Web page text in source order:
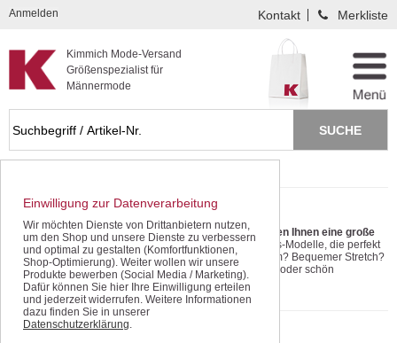
Kompletten Head der Seite überspringen
Kimmich Mode-Versand
Größenspezialist für
Männermode
Anmelden Kontakt Merkliste
Jeans + Denim | Hosen für Männer
Diese Kulthose gehört in jeden Kleiderschrank.Wir bieten Ihnen eine große
Auswahl an.Da finden Sie garantiert auch Ihre Lieblings-Modelle, die perfekt
sitzen. Versprochen! Klare, extra-junge Five-Pocket-Form? Bequemer Stretch?
Mit oder ohne Bundfalten? Schon lässig ausgewaschen oder schön
dunkelblau?
Die verschiedenen Stile erhalten Sie alle im einzigartigen Kimmich-
Größenspektrum.Sie sind zum ersten Mal auf dieser Seite?
auf Service -> Hosengrößen. Dort finden Sie eine Anleitung, mit der Sie Ihre
mehr lesen
Einwilligung zur Datenverarbeitung
Wir möchten Dienste von Drittanbietern nutzen,
um den Shop und unsere Dienste zu verbessern
und optimal zu gestalten (Komfortfunktionen,
Shop-Optimierung). Weiter wollen wir unsere
Produkte bewerben (Social Media / Marketing).
Dafür können Sie hier Ihre Einwilligung erteilen
und jederzeit widerrufen. Weitere Informationen
dazu finden Sie in unserer
Datenschutzerklärung.